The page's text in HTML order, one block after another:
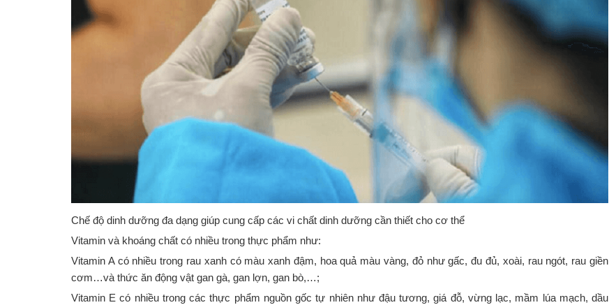
Chế độ dinh dưỡng đa dạng giúp cung cấp các vi chất dinh dưỡng cần thiết cho cơ thể
Vitamin và khoáng chất có nhiều trong thực phẩm như:
Vitamin A có nhiều trong rau xanh có màu xanh đậm, hoa quả màu vàng, đỏ như gấc, đu đủ, xoài, rau ngót, rau giền
cơm…và thức ăn động vật gan gà, gan lợn, gan bò,…;
Vitamin E có nhiều trong các thực phẩm nguồn gốc tự nhiên như đậu tương, giá đỗ, vừng lạc, mầm lúa mạch, dầu